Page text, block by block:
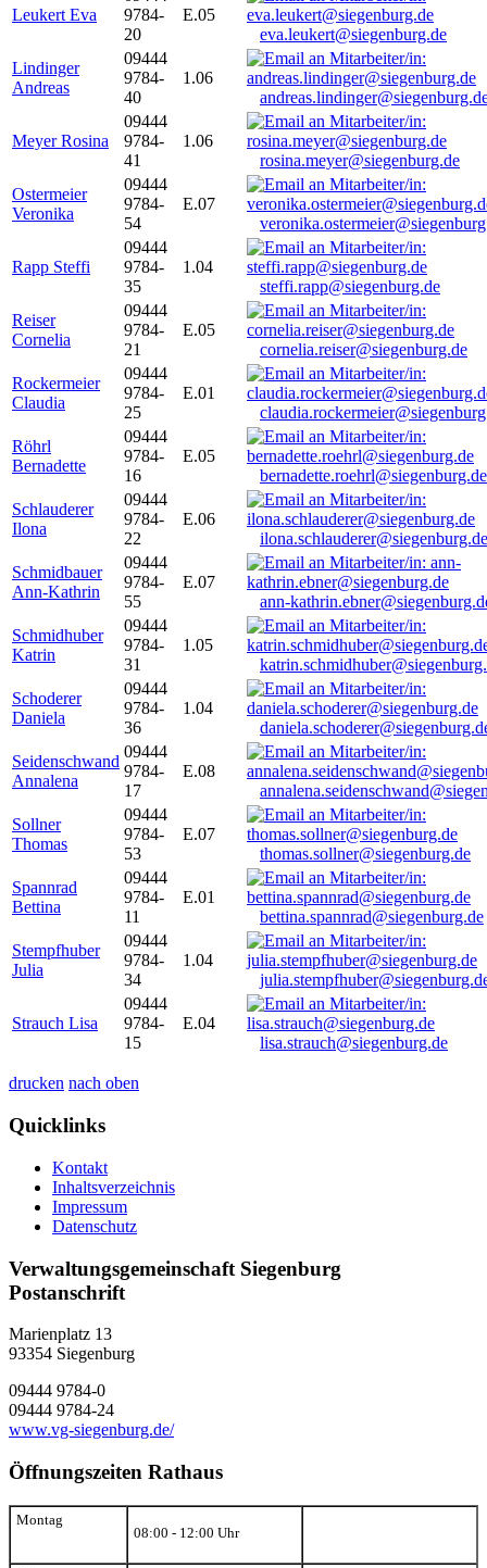
Leukert Eva
9784-
20
E.05
eva.leukert@siegenburg.de
Lindinger
Andreas
09444
9784-
40
1.06
Meyer Rosina
09444
9784-
41
1.06
rosina.meyer@siegenburg.de
Ostermeier
Veronika
09444
9784-
54
E.07
Rapp Steffi
09444
9784-
35
1.04
steffi.rapp@siegenburg.de
Reiser
Cornelia
09444
9784-
21
E.05
cornelia.reiser@siegenburg.de
Rockermeier
Claudia
09444
9784-
25
E.01
Röhrl
Bernadette
09444
9784-
16
E.05
bernadette.roehrl@siegenburg.de
Schlauderer
Ilona
09444
9784-
22
E.06
ilona.schlauderer@siegenburg.de
Schmidbauer
Ann-Kathrin
09444
9784-
55
E.07
ann-
Schmidhuber
Katrin
09444
9784-
31
1.05
Schoderer
Daniela
09444
9784-
36
1.04
Seidenschwand
Annalena
09444
9784-
17
E.08
Sollner
Thomas
09444
9784-
53
E.07
thomas.sollner@siegenburg.de
Spannrad
Bettina
09444
9784-
11
E.01
bettina.spannrad@siegenburg.de
Stempfhuber
Julia
09444
9784-
34
1.04
Strauch Lisa
09444
9784-
15
E.04
lisa.strauch@siegenburg.de
drucken nach oben
Quicklinks
Kontakt
Inhaltsverzeichnis
Impressum
Datenschutz
Verwaltungsgemeinschaft Siegenburg
Postanschrift
Marienplatz 13
93354 Siegenburg
09444 9784-0
09444 9784-24
www.vg-siegenburg.de/
Öffnungszeiten Rathaus
Montag
08:00 - 12:00 Uhr